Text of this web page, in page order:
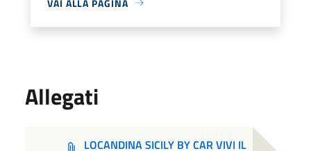
Allegati
LOCANDINA SICILY BY CAR VIVI IL